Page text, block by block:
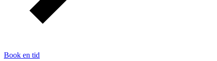
Book en tid